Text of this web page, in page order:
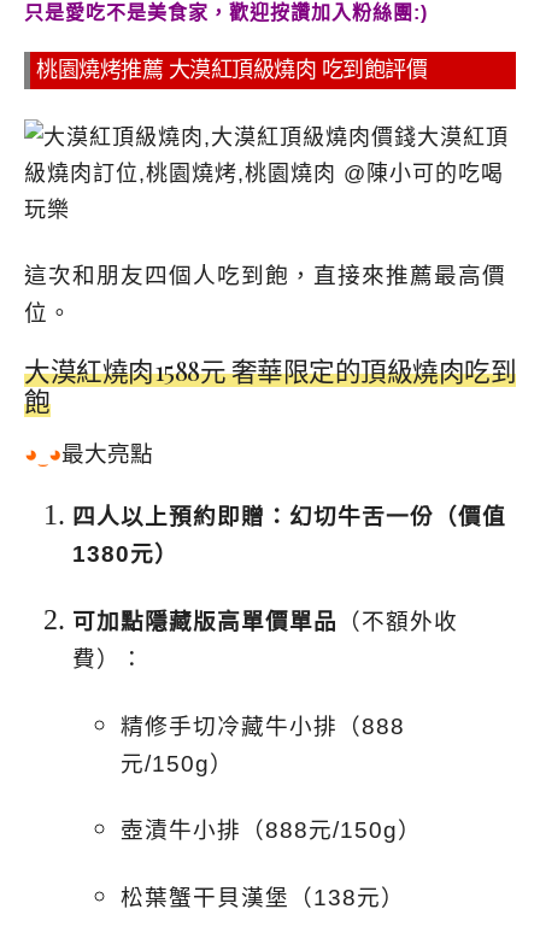
只是愛吃不是美食家，歡迎按讚加入粉絲團:)
桃園燒烤推薦 大漠紅頂級燒肉 吃到飽評價
這次和朋友四個人吃到飽，直接來推薦最高價
位。
大漠紅燒肉1588元 奢華限定的頂級燒肉吃到
飽
◕‿◕最大亮點
四人以上預約即贈：幻切牛舌一份（價值
1380元）
可加點隱藏版高單價單品 （不額外收
費）：
精修手切冷藏牛小排（888
元/150g）
壺漬牛小排（888元/150g）
松葉蟹干貝漢堡（138元）